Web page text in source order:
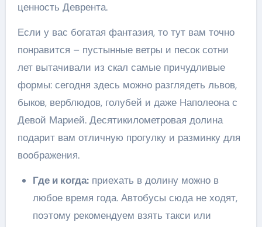
ценность Деврента.
Если у вас богатая фантазия, то тут вам точно
понравится – пустынные ветры и песок сотни
лет вытачивали из скал самые причудливые
формы: сегодня здесь можно разглядеть львов,
быков, верблюдов, голубей и даже Наполеона с
Девой Марией. Десятикилометровая долина
подарит вам отличную прогулку и разминку для
воображения.
Где и когда:приехать в долину можно в
любое время года. Автобусы сюда не ходят,
поэтому рекомендуем взять такси или